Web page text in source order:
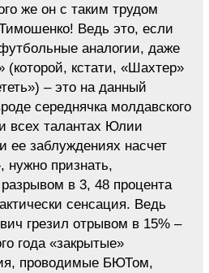
же он с таким трудом
Ведь это, если
аналогии, даже
кстати, «Шахтер»
– это на данный
середнячка молдавского
всех талантах Юлии
ее заблуждениях насчет
нужно признать,
разрывом в 3, 48 процента
сенсация. Ведь
грезил отрывом в 15% –
года «закрытые»
проводимые БЮТом,